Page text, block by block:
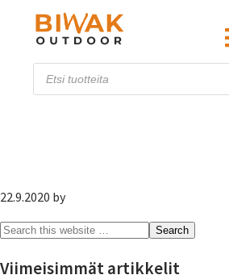
22.9.2020 by
Viimeisimmät artikkelit